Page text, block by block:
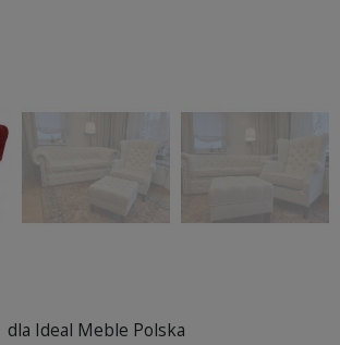
dla Ideal Meble Polska